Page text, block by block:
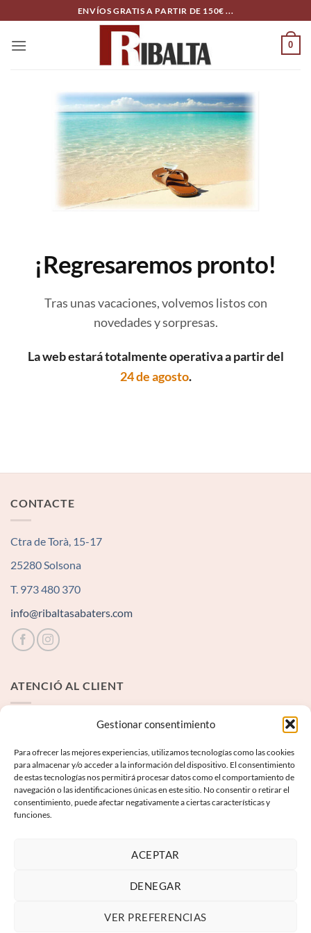
Gestionar consentimiento
Para ofrecer las mejores experiencias, utilizamos tecnologías como las cookies
para almacenar y/o acceder a la información del dispositivo. El consentimiento
de estas tecnologías nos permitirá procesar datos como el comportamiento de
navegación o las identificaciones únicas en este sitio. No consentir o retirar el
consentimiento, puede afectar negativamente a ciertas características y
funciones.
ACEPTAR
DENEGAR
VER PREFERENCIAS
to
content
ENVÍOS GRATIS A PARTIR DE 150€ ...
0
¡Regresaremos pronto!
Tras unas vacaciones, volvemos listos con
novedades y sorpresas.
La web estará totalmente operativa a partir del
24 de agosto.
CONTACTE
Ctra de Torà, 15-17
25280 Solsona
T. 973 480 370
info@ribaltasabaters.com
ATENCIÓ AL CLIENT
INFORMACIÓ LEGAL
Avís Legal